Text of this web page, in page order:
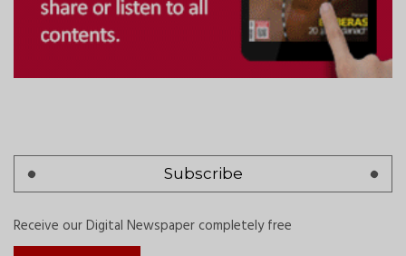
Subscribe
Receive our Digital Newspaper completely free